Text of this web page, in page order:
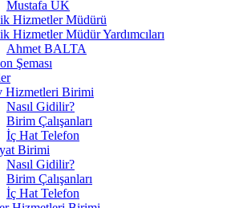
Mustafa ÜK
Hizmetler Müdürü
Hizmetler Müdür Yardımcıları
Ahmet BALTA
Şeması
Hizmetleri Birimi
Nasıl Gidilir?
Birim Çalışanları
İç Hat Telefon
Birimi
Nasıl Gidilir?
Birim Çalışanları
İç Hat Telefon